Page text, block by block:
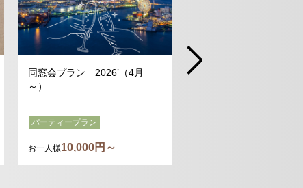
同窓会プラン 2026’（4月
～）
パーティープラン
お一人様10,000円～